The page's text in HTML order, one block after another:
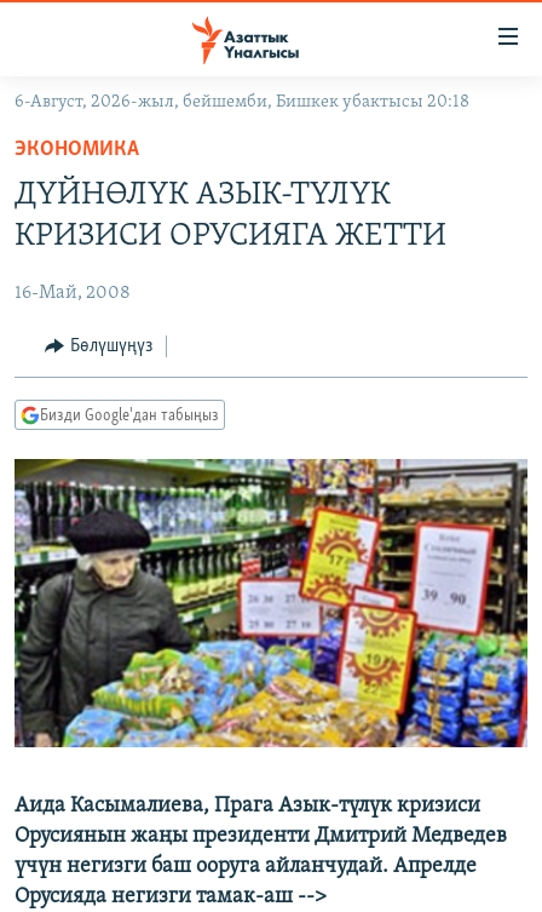
Навигацияга
өтүңүз
Издөөгө
салыңыз
КЫРГЫЗСТАН
ЭКОНОМИКА
МАДАНИЯТ
ДҮЙНӨ
БОРБОР АЗИЯ
АТАЙЫН ИЛИКТӨӨ
ТВ ПРОГРАММАЛАР
ЭКСПЕРТТЕР ТАЛДАЙТ
БИЗ ЖАНА ДҮЙНӨ
ДАНИСТЕ
ЭЖЕ-СИҢДИЛЕР
АЗАТТЫК+
ЫҢГАЙСЫЗ СУРООЛОР
ӨЗГӨЧӨ ПИКИР
Русский
ОНЛАЙН ШЕРИНЕ
ЭЕ/АРнун бардык сайттары
6-Август, 2026-жыл, бейшемби, Бишкек убактысы 20:18
ЭКОНОМИКА
ДҮЙНӨЛҮК АЗЫК-ТҮЛҮК
КРИЗИСИ ОРУСИЯГА ЖЕТТИ
16-Май, 2008
Бөлүшүңүз
Бизди Google'дан табыңыз
Аида Касымалиева, Прага Азык-түлүк кризиси
Орусиянын жаңы президенти Дмитрий Медведев
үчүн негизги баш ооруга айланчудай. Апрелде
Орусияда негизги тамак-аш -->